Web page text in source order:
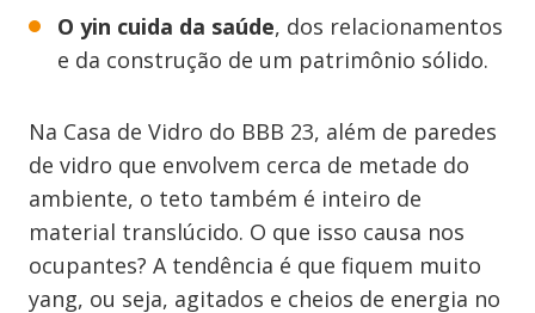
O yin cuida da saúde, dos relacionamentos
e da construção de um patrimônio sólido.
Na Casa de Vidro do BBB 23, além de paredes
de vidro que envolvem cerca de metade do
ambiente, o teto também é inteiro de
material translúcido. O que isso causa nos
ocupantes? A tendência é que fiquem muito
yang, ou seja, agitados e cheios de energia no